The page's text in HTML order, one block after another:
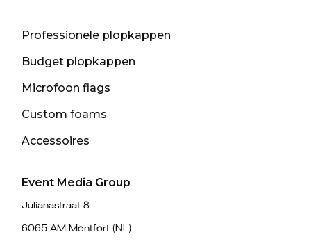
Professionele plopkappen
Budget plopkappen
Microfoon flags
Custom foams
Accessoires
Event Media Group
Julianastraat 8
6065 AM Montfort (NL)